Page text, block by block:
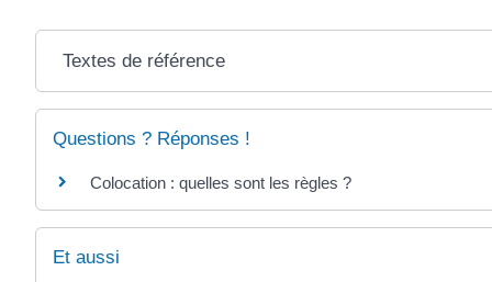
Textes de référence
Questions ? Réponses !
Colocation : quelles sont les règles ?
Et aussi